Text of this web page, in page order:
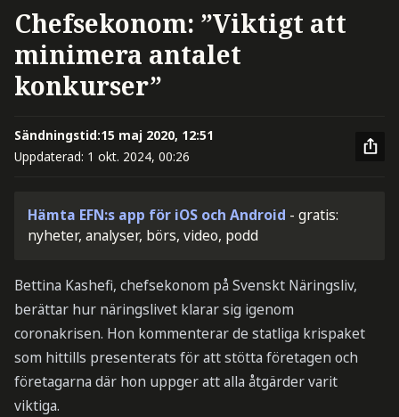
Chefsekonom: ”Viktigt att
minimera antalet
konkurser”
Sändningstid:15 maj 2020, 12:51
Uppdaterad: 1 okt. 2024, 00:26
Hämta EFN:s app för iOS och Android - gratis:
nyheter, analyser, börs, video, podd
Bettina Kashefi, chefsekonom på Svenskt Näringsliv,
berättar hur näringslivet klarar sig igenom
coronakrisen. Hon kommenterar de statliga krispaket
som hittills presenterats för att stötta företagen och
företagarna där hon uppger att alla åtgärder varit
viktiga.